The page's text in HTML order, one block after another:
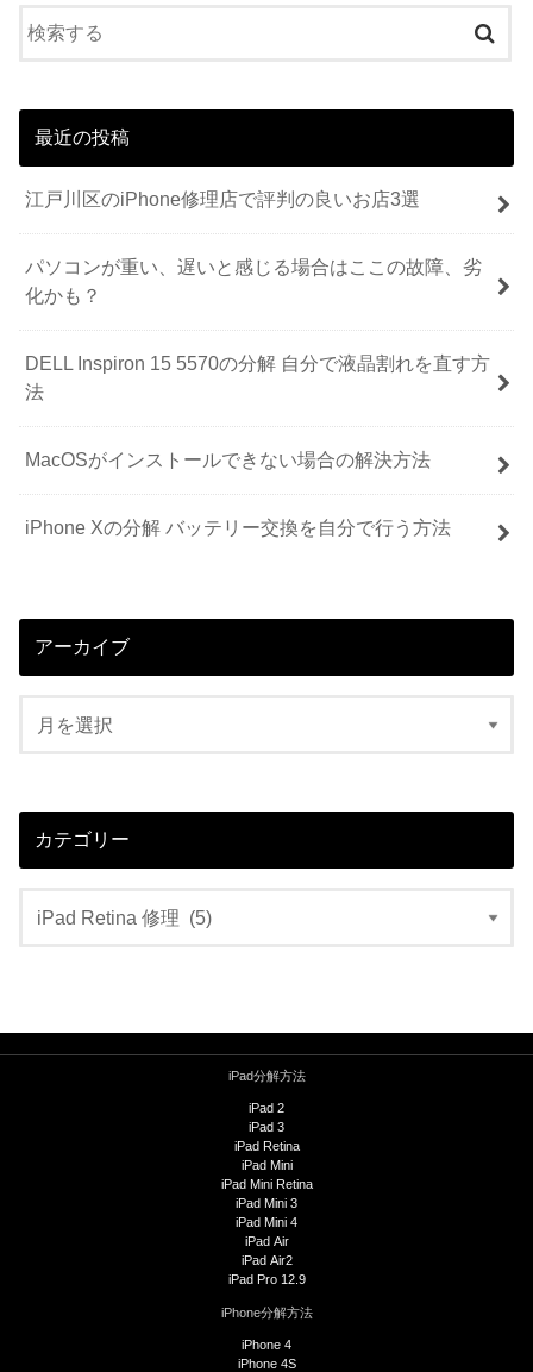
最近の投稿
江戸川区のiPhone修理店で評判の良いお店3選
パソコンが重い、遅いと感じる場合はここの故障、劣
化かも？
DELL Inspiron 15 5570の分解 自分で液晶割れを直す方
法
MacOSがインストールできない場合の解決方法
iPhone Xの分解 バッテリー交換を自分で行う方法
アーカイブ
カテゴリー
iPad分解方法
iPad 2
iPad 3
iPad Retina
iPad Mini
iPad Mini Retina
iPad Mini 3
iPad Mini 4
iPad Air
iPad Air2
iPad Pro 12.9
iPhone分解方法
iPhone 4
iPhone 4S